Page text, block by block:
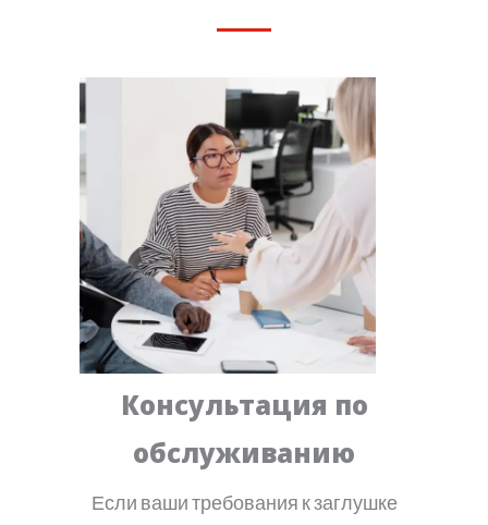
Консультация по
обслуживанию
Если ваши требования к заглушке